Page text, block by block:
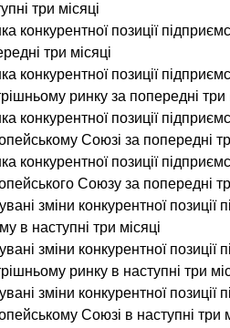
три місяці
конкурентної позиції
три місяці
конкурентної позиції
ринку за попередні три
конкурентної позиції
Союзі за попередні
конкурентної позиції
Союзу за попередні
зміни конкурентної
в наступні три місяці
зміни конкурентної
ринку в наступні три
зміни конкурентної
Союзі в наступні три